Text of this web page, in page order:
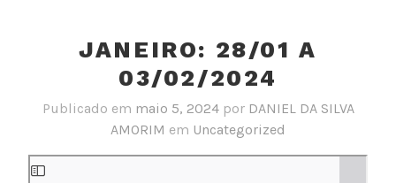
JANEIRO: 28/01 A
03/02/2024
Publicado em maio 5, 2024 por DANIEL DA SILVA
AMORIM em Uncategorized
Skip